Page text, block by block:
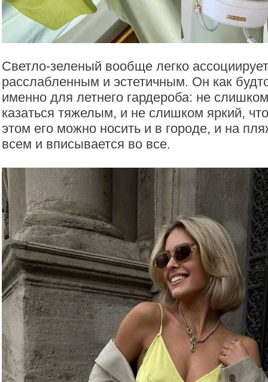
Светло-зеленый вообще легко
расслабленным и эстетичным. Он как
именно для летнего гардероба: не
казаться тяжелым, и не слишком яркий,
этом его можно носить и в городе, и на
всем и вписывается во все.